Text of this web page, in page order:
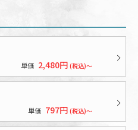
単価 2,480円 (税込)～
単価 797円 (税込)～